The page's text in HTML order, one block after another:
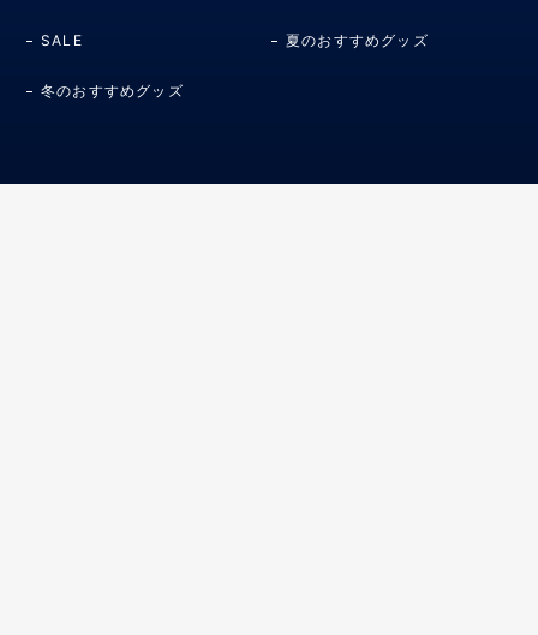
SALE 夏のおすすめグッズ
冬のおすすめグッズ